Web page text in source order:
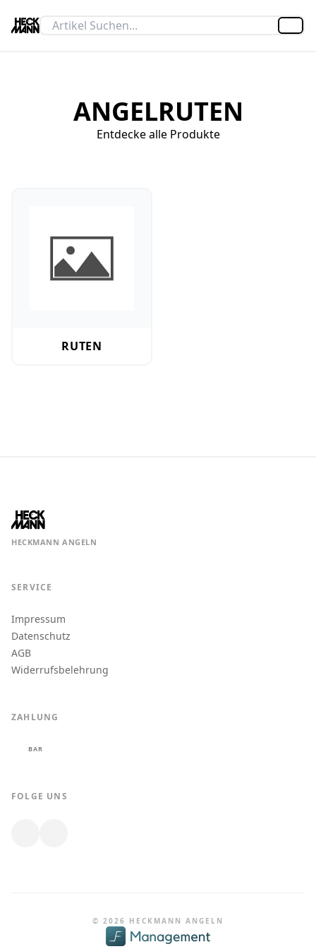
ANGELRUTEN
Entdecke alle Produkte
RUTEN
HECKMANN ANGELN
SERVICE
Impressum
Datenschutz
AGB
Widerrufsbelehrung
ZAHLUNG
BAR
FOLGE UNS
© 2026 HECKMANN ANGELN